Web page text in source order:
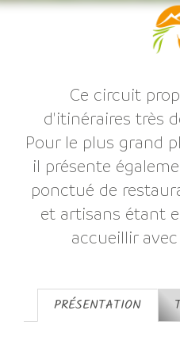
Ce circuit
d'itinéraires très
Pour le plus grand
il présente
ponctué de
et artisans étant
accueillir
PRÉSENTATION